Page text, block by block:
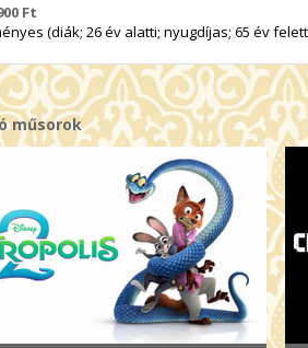
Ft
(diák; 26 év alatti; nyugdíjas; 65 év
műsorok